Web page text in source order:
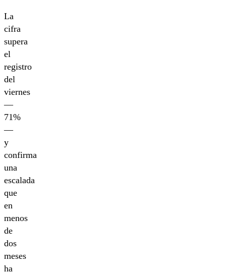
La
cifra
supera
el
registro
del
viernes
—
71%
—
y
confirma
una
escalada
que
en
menos
de
dos
meses
ha